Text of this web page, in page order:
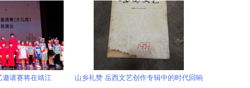
请赛将在靖江
山乡礼赞 岳西文艺创作专辑中的时代回响